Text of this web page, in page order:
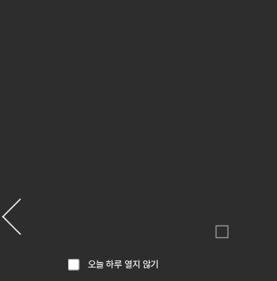
오늘 하루 열지 않기